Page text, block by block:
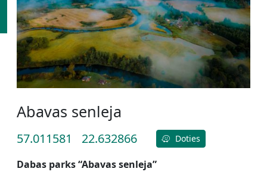
Abavas senleja
57.011581 22.632866 Doties
Dabas parks “Abavas senleja”